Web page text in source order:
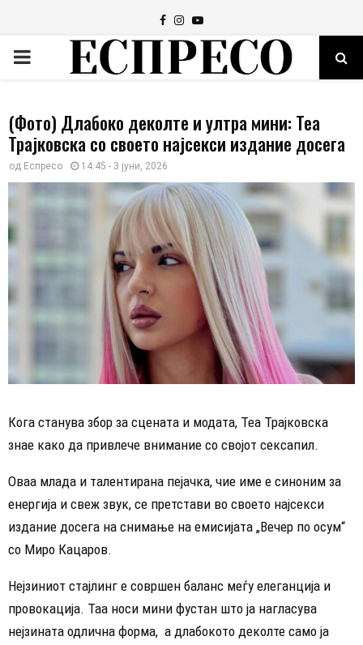
Facebook
Instagram
Youtube
PRIMARY
(Фото) Длабоко деколте и ултра мини: Теа
Трајковска со своето најсекси издание досега
од Еспресо 14:45 - 3 јуни, 2026
Кога станува збор за сцената и модата, Теа Трајковска
знае како да привлече внимание со својот сексапил.
Оваа млада и талентирана пејачка, чие име е синоним за
енергија и свеж звук, се претстави во своето најсекси
издание досега на снимање на емисијата „Вечер по осум“
со Миро Кацаров.
Нејзиниот стајлинг е совршен баланс меѓу елеганција и
провокација. Таа носи мини фустан што ја нагласува
нејзината одлична форма, а длабокото деколте само ја